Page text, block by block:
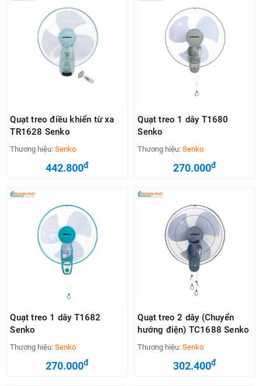
Quạt treo điều khiển từ xa
TR1628 Senko
Thương hiệu:Senko
442.800đ
Quạt treo 1 dây T1680
Senko
Thương hiệu:Senko
270.000đ
Quạt treo 1 dây T1682
Senko
Thương hiệu:Senko
270.000đ
Quạt treo 2 dây (Chuyển
hướng điện) TC1688 Senko
Thương hiệu:Senko
302.400đ